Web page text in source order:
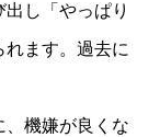
し「やっぱり
ます。過去に
、機嫌が良くな